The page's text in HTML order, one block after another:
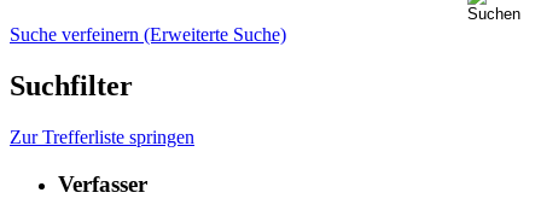
Suche verfeinern (Erweiterte Suche)
Suchfilter
Zur Trefferliste springen
Verfasser